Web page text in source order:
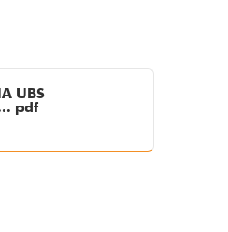
UBS
pdf